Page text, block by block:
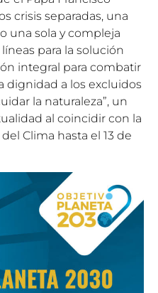
crisis separadas, una
una sola y compleja
para la solución
integral para combatir
dignidad a los excluidos
la naturaleza”, un
al coincidir con la
Clima hasta el 13 de